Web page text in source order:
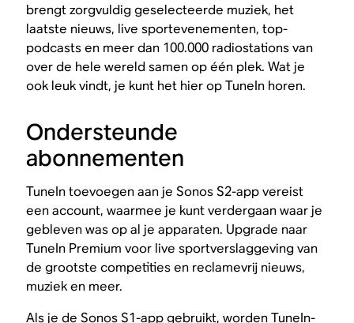
brengt zorgvuldig geselecteerde muziek, het
laatste nieuws, live sportevenementen, top-
podcasts en meer dan 100.000 radiostations van
over de hele wereld samen op één plek. Wat je
ook leuk vindt, je kunt het hier op TuneIn horen.
Ondersteunde
abonnementen
TuneIn toevoegen aan je Sonos S2-app vereist
een account, waarmee je kunt verdergaan waar je
gebleven was op al je apparaten. Upgrade naar
TuneIn Premium voor live sportverslaggeving van
de grootste competities en reclamevrij nieuws,
muziek en meer.
Als je de Sonos S1-app gebruikt, worden TuneIn-